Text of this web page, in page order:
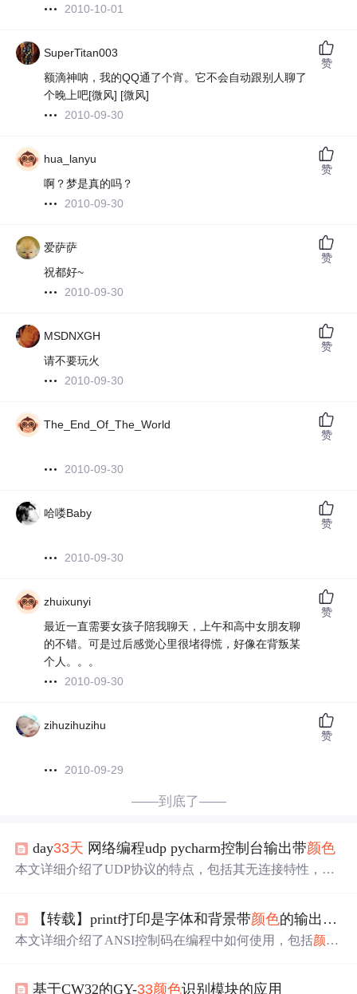
2010-10-01
SuperTitan003
额滴神呐，我的QQ通了个宵。它不会自动跟别人聊了
个晚上吧[微风] [微风]
2010-09-30
赞
hua_lanyu
啊？梦是真的吗？
2010-09-30
赞
爱萨萨
祝都好~
2010-09-30
赞
MSDNXGH
请不要玩火
2010-09-30
赞
The_End_Of_The_World
2010-09-30
赞
哈喽Baby
2010-09-30
赞
zhuixunyi
最近一直需要女孩子陪我聊天，上午和高中女朋友聊
的不错。可是过后感觉心里很堵得慌，好像在背叛某
个人。。。
2010-09-30
赞
zihuzihuzihu
2010-09-29
赞
——到底了——
day33天 网络编程udp pycharm控制台输出带颜色
本文详细介绍了UDP协议的特点，包括其无连接特性，并
【转载】printf打印是字体和背景带颜色的输出的方法
本文详细介绍了ANSI控制码在编程中如何使用，包括颜色
基于CW32的GY-33颜色识别模块的应用